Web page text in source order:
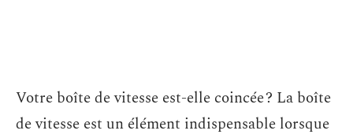
Votre boîte de vitesse est-elle coincée ? La boîte
de vitesse est un élément indispensable lorsque